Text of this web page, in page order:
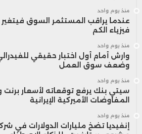
منذ يوم واحد
عندما يراقب المستثمر السوق
فيزياء الكم
منذ يوم واحد
وارش أمام أول اختبار حقيقي
وضعف سوق العمل
منذ يوم واحد
سيتي بنك يرفع توقعاته لأسعار
المفاوضات الأميركية الإيرانية
منذ يوم واحد
إنفيديا تضخ مليارات الدولارات في